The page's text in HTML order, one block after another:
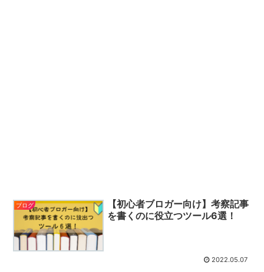
ブログ
【初心者ブロガー向け】考察記事
を書くのに役立つツール6選！
2022.05.07